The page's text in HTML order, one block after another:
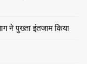
ने पुख्ता इंतजाम किया